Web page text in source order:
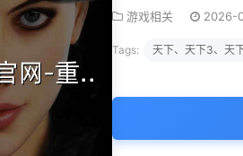
游戏相关 2026-
Tags: 天下、天下3、天